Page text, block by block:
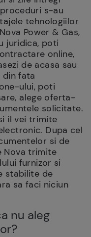
s-au
tehnologiilor
Power & Gas,
juridica, poti
online,
de acasa sau
din fata
ului, poti
alege oferta-
solicitate.
il vei trimite
Dupa cel
si de
Nova trimite
furnizor si
stabilite de
sa faci niciun
nu aleg